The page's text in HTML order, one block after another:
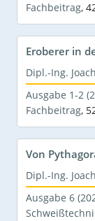
Fachbeitrag,
Eroberer in
Dipl.-Ing.
Ausgabe 1-2
Fachbeitrag,
Von
Dipl.-Ing.
Ausgabe 6